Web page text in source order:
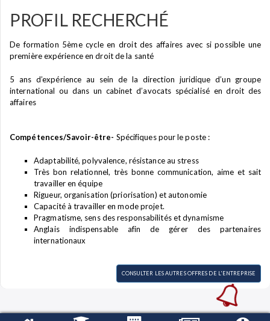
PROFIL RECHERCHÉ
De formation 5ème cycle en droit des affaires avec si possible une
première expérience en droit de la santé
5 ans d’expérience au sein de la direction juridique d’un groupe
international ou dans un cabinet d’avocats spécialisé en droit des
affaires
Compétences/Savoir-être- Spécifiques pour le poste :
Adaptabilité, polyvalence, résistance au stress
Très bon relationnel, très bonne communication, aime et sait
travailler en équipe
Rigueur, organisation (priorisation) et autonomie
Capacité à travailler en mode projet.
Pragmatisme, sens des responsabilités et dynamisme
Anglais indispensable afin de gérer des partenaires
internationaux
CONSULTER LES AUTRES OFFRES DE L'ENTREPRISE